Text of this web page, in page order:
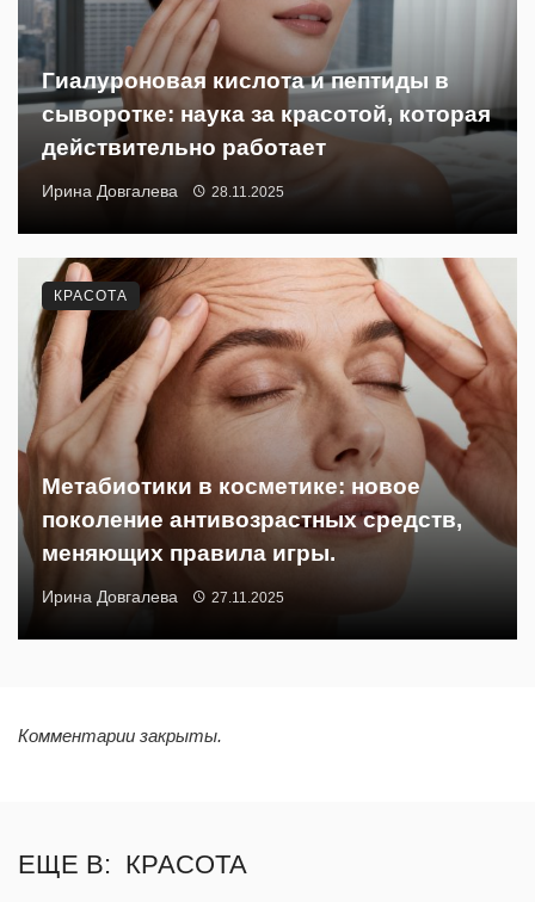
Гиалуроновая кислота и пептиды в
сыворотке: наука за красотой, которая
действительно работает
Ирина Довгалева 28.11.2025
Метабиотики в косметике: новое
поколение антивозрастных средств,
меняющих правила игры.
Ирина Довгалева 27.11.2025
КРАСОТА
Комментарии закрыты.
ЕЩЕ В: КРАСОТА